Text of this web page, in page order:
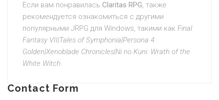
Если вам понравилась Claritas RPG, также
рекомендуется ознакомиться с другими
популярными JRPG для Windows, такими как Final
Fantasy VII|Tales of Symphonia|Persona 4
Golden|Xenoblade Chronicles|Ni no Kuni: Wrath of the
White Witch.
Contact Form